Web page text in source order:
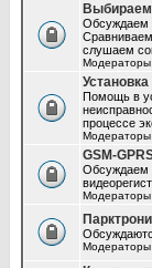
Выбираем
Обсуждаем
слушаем
Модераторы
Помощь в
процессе
Модераторы
GSM-
Обсуждаем
Модераторы
Модераторы